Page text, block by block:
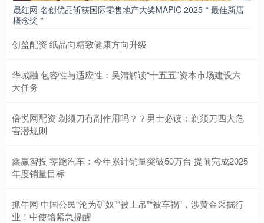
晟红网 名创优品斩获国际零售地产大奖MAPIC 2025＂最佳新店
概念奖＂
创盈配资 纸品向精致健康方向升级
华城融 包容性与适应性：吴清解读“十五五”资本市场建设六
大任务
倍悦网配资 剃须刀有副作用吗？？男士必读：剃须刀四大危
害潜规则
鑫赢智投 零跑汽车：今年累计销量突破50万台 提前完成2025
年度销量目标
抓牛网 中国公民“沦为矿奴”“被上吊”“被车祸”，涉黄金采掘行
业！中使馆紧急提醒